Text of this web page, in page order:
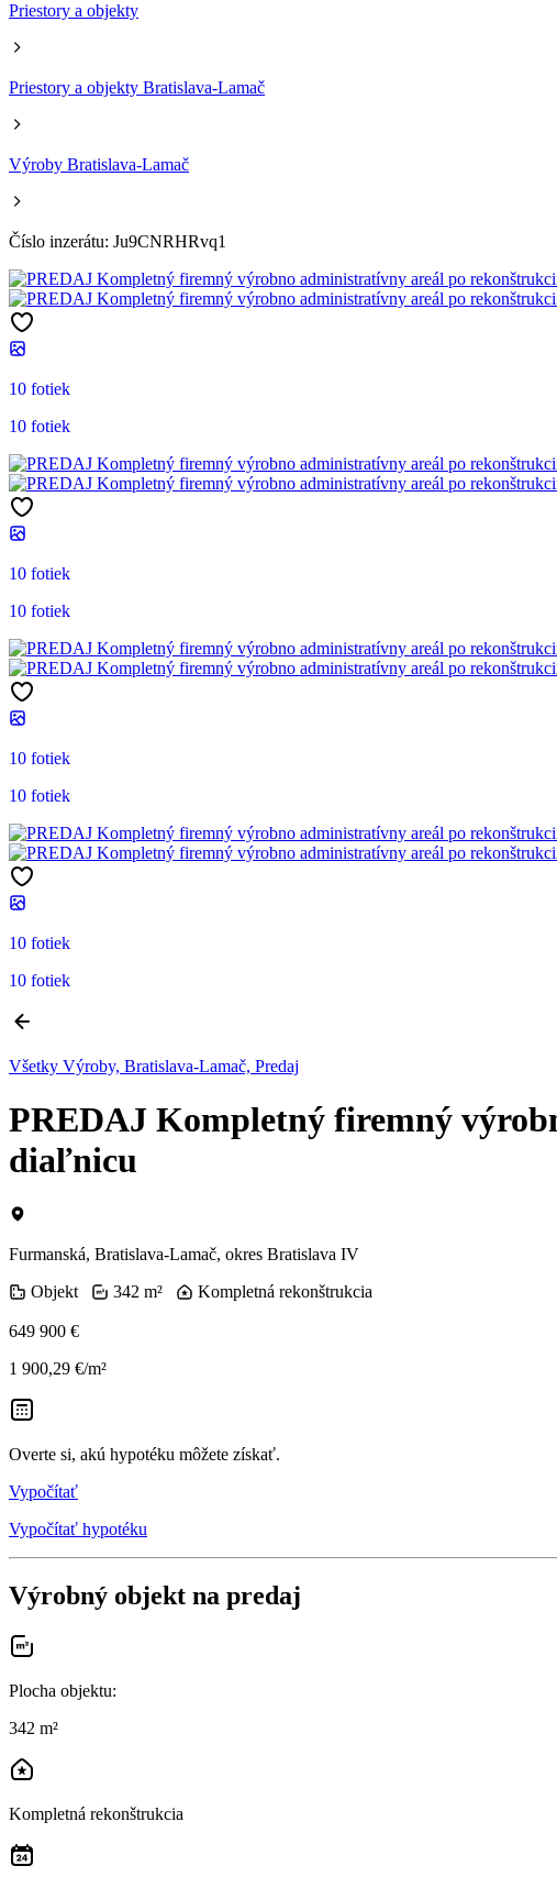
Priestory a objekty
Priestory a objekty Bratislava-Lamač
Výroby Bratislava-Lamač
Číslo inzerátu: Ju9CNRHRvq1
10 fotiek
10 fotiek
10 fotiek
10 fotiek
10 fotiek
10 fotiek
10 fotiek
10 fotiek
Všetky Výroby, Bratislava-Lamač, Predaj
PREDAJ Kompletný firemný
diaľnicu
Furmanská, Bratislava-Lamač, okres Bratislava IV
Objekt
342 m² Kompletná rekonštrukcia
649 900 €
1 900,29 €/m²
Overte si, akú hypotéku môžete získať.
Vypočítať
Vypočítať hypotéku
Výrobný objekt na predaj
Plocha objektu:
342 m²
Kompletná rekonštrukcia